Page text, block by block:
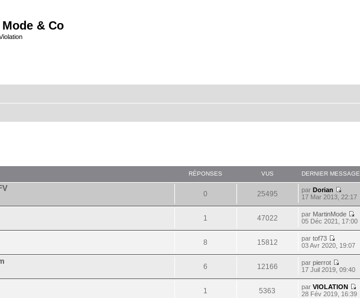
& Co
RÉPONSES VUS DERNIER MESSAGE
0 25495 parDorian
17 Mar 2013, 22:17
1 47022 par MartinMode
05 Déc 2021, 17:00
8 15812 partof73
03 Avr 2020, 19:07
6 12166 parpierrot
17 Juil 2019, 09:40
1 5363 parVIOLATION
28 Fév 2019, 16:39